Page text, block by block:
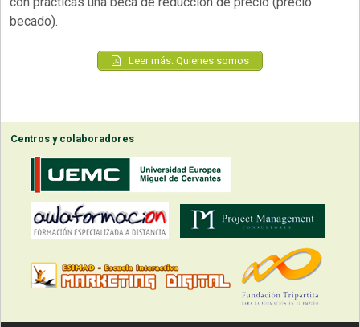
becado).
Leer más: Quienes somos
Centros y colaboradores